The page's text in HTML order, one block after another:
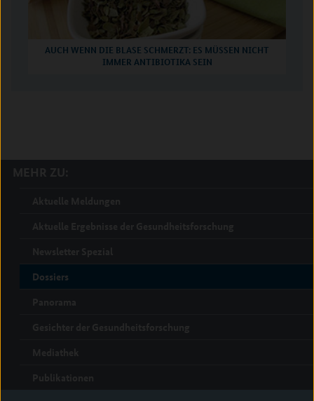
AUCH WENN DIE BLASE SCHMERZT: ES MÜSSEN NICHT
IMMER ANTIBIOTIKA SEIN
Dossiers